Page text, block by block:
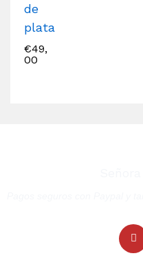
de
plata
€49,
00